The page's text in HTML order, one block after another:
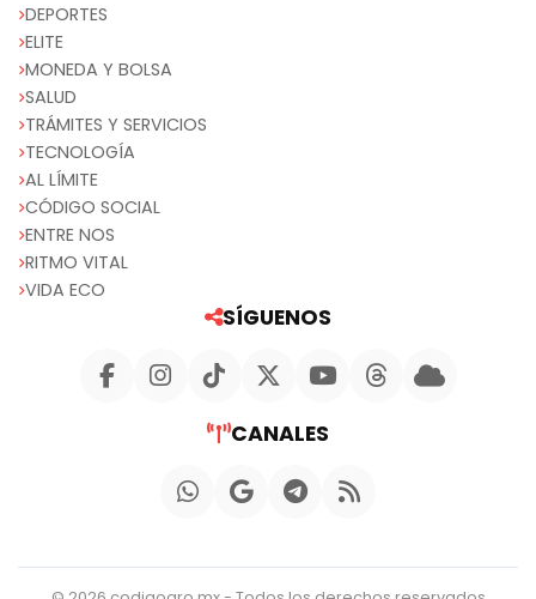
DEPORTES
ELITE
MONEDA Y BOLSA
SALUD
TRÁMITES Y SERVICIOS
TECNOLOGÍA
AL LÍMITE
CÓDIGO SOCIAL
ENTRE NOS
RITMO VITAL
VIDA ECO
SÍGUENOS
CANALES